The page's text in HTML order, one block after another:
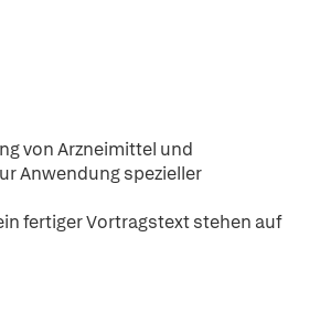
von Arzneimittel und
Anwendung spezieller
fertiger Vortragstext stehen auf